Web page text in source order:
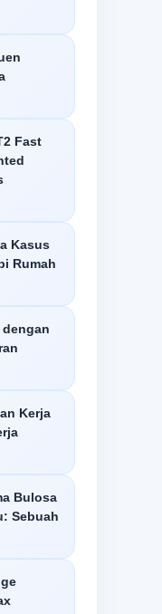
Fast
Kasus
Rumah
Kerja
Bulosa
Sebuah